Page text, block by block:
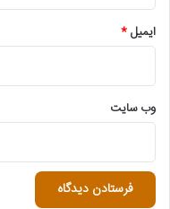
ایمیل*
وب‌ سایت